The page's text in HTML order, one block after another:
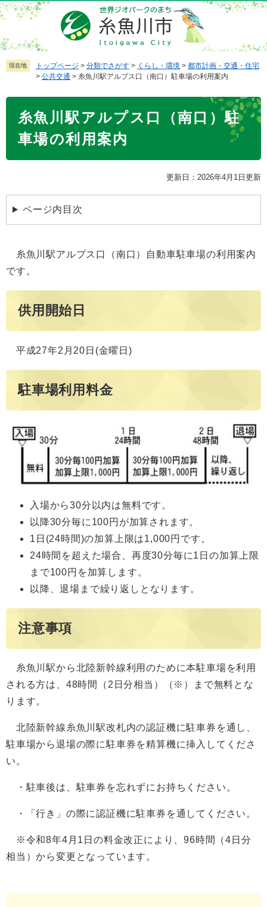
ペ
ー
ジ
の
先
メ
ニ
ュ
ー
を現在地 トップページ > 分類でさがす > くらし・環境 > 都市計画・交通・住宅
> 公共交通 > 糸魚川駅アルプス口（南口）駐車場の利用案内
糸魚川駅アルプス口（南口）駐
車場の利用案内
更新日：2026年4月1日更新
ページ内目次
糸魚川駅アルプス口（南口）自動車駐車場の利用案内
です。
供用開始日
平成27年2月20日(金曜日)
駐車場利用料金
入場から30分以内は無料です。
以降30分毎に100円が加算されます。
1日(24時間)の加算上限は1,000円です。
24時間を超えた場合、再度30分毎に1日の加算上限
まで100円を加算します。
以降、退場まで繰り返しとなります。
注意事項
糸魚川駅から北陸新幹線利用のために本駐車場を利用
される方は、48時間（2日分相当）（※）まで無料とな
ります。
北陸新幹線糸魚川駅改札内の認証機に駐車券を通し、
駐車場から退場の際に駐車券を精算機に挿入してくださ
い。
・駐車後は、駐車券を忘れずにお持ちください。
・「行き」の際に認証機に駐車券を通してください。
※令和8年4月1日の料金改正により、96時間（4日分
相当）から変更となっています。